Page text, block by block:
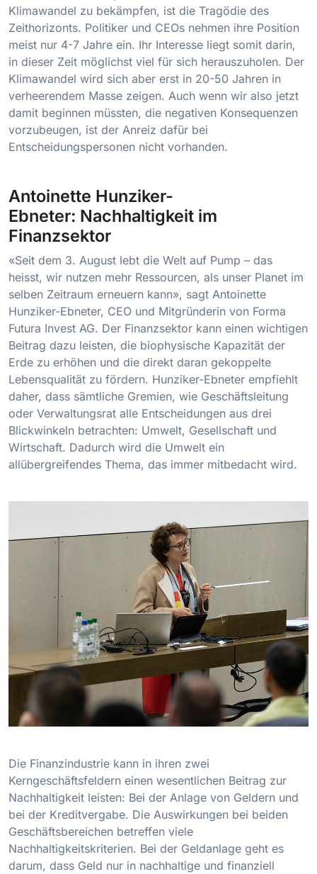
Klimawandel zu bekämpfen, ist die Tragödie des
Zeithorizonts. Politiker und CEOs nehmen ihre Position
meist nur 4-7 Jahre ein. Ihr Interesse liegt somit darin,
in dieser Zeit möglichst viel für sich herauszuholen. Der
Klimawandel wird sich aber erst in 20-50 Jahren in
verheerendem Masse zeigen. Auch wenn wir also jetzt
damit beginnen müssten, die negativen Konsequenzen
vorzubeugen, ist der Anreiz dafür bei
Entscheidungspersonen nicht vorhanden.
Antoinette Hunziker-
Ebneter: Nachhaltigkeit im
Finanzsektor
«Seit dem 3. August lebt die Welt auf Pump – das
heisst, wir nutzen mehr Ressourcen, als unser Planet im
selben Zeitraum erneuern kann», sagt Antoinette
Hunziker-Ebneter, CEO und Mitgründerin von Forma
Futura Invest AG. Der Finanzsektor kann einen wichtigen
Beitrag dazu leisten, die biophysische Kapazität der
Erde zu erhöhen und die direkt daran gekoppelte
Lebensqualität zu fördern. Hunziker-Ebneter empfiehlt
daher, dass sämtliche Gremien, wie Geschäftsleitung
oder Verwaltungsrat alle Entscheidungen aus drei
Blickwinkeln betrachten: Umwelt, Gesellschaft und
Wirtschaft. Dadurch wird die Umwelt ein
allübergreifendes Thema, das immer mitbedacht wird.
Die Finanzindustrie kann in ihren zwei
Kerngeschäftsfeldern einen wesentlichen Beitrag zur
Nachhaltigkeit leisten: Bei der Anlage von Geldern und
bei der Kreditvergabe. Die Auswirkungen bei beiden
Geschäftsbereichen betreffen viele
Nachhaltigkeitskriterien. Bei der Geldanlage geht es
darum, dass Geld nur in nachhaltige und finanziell